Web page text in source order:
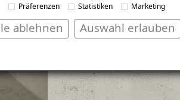
Präferenzen Statistiken Marketing
Auswahl erlauben
ablehnen